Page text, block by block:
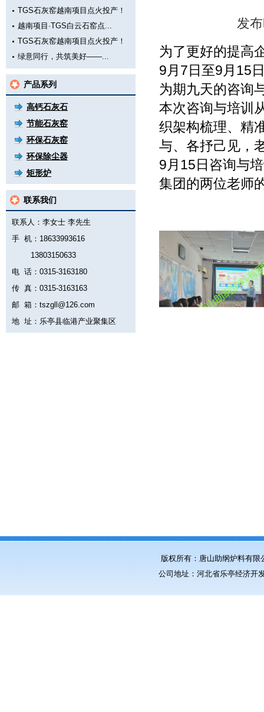
TGS石灰窑越南项目点火投产！
越南项目·TGS白云石窑点...
TGS石灰窑越南项目点火投产！
绿意同行，共筑美好——...
越南项目再传捷报！
实力上榜！唐山助纲TGS带...
产品系列
高钙石灰石
节能石灰窑
环保石灰窑
环保除尘器
矩形炉
联系我们
联系人：李女士 李先生
手 机：18633993616
13803150633
电 话：0315-3163180
传 真：0315-3163163
邮 箱：tszgll@126.com
地 址：乐亭县临港产业聚集区
发
为了更好的提高
9月7日至9月15
为期九天的咨询
本次咨询与培训
织架构梳理、精
与、各抒己见，
9月15日咨询与
集团的两位老师
版权所有：唐山助纲炉料有限
公司地址：河北省乐亭经济开